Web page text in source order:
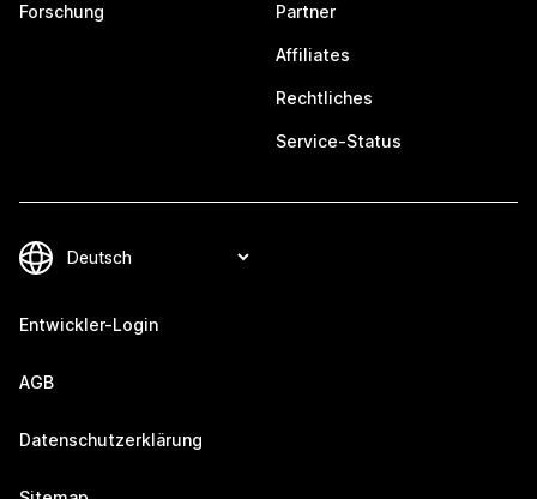
Forschung Partner
Affiliates
Rechtliches
Service-Status
Entwickler-Login
AGB
Datenschutzerklärung